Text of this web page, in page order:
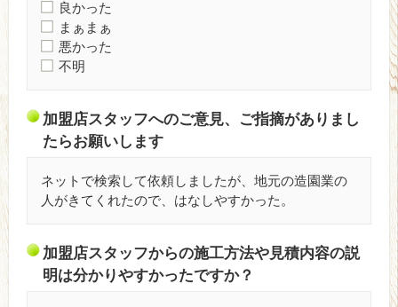
良かった
まぁまぁ
悪かった
不明
加盟店スタッフへのご意見、ご指摘がありまし
たらお願いします
ネットで検索して依頼しましたが、地元の造園業の
人がきてくれたので、はなしやすかった。
加盟店スタッフからの施工方法や見積内容の説
明は分かりやすかったですか？